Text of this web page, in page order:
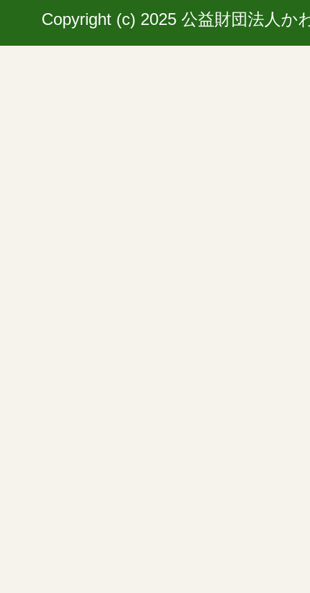
Copyright (c) 2025 公益財団法人か